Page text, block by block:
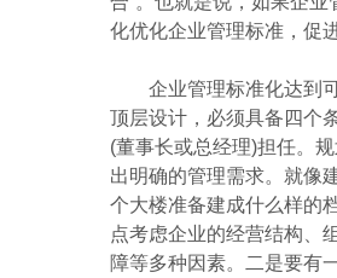
化优化企业管理标准，促
企业管理标准化达到可
顶层设计，必须具备四个
(董事长或总经理)担任。
出明确的管理需求。就像
个大楼准备建成什么样的
点考虑企业的经营结构、
障等多种因素。二是要有